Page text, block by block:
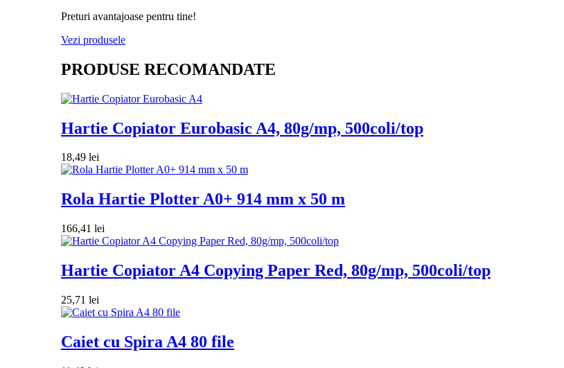
Preturi avantajoase pentru tine!
Vezi produsele
PRODUSE RECOMANDATE
Hartie Copiator Eurobasic A4, 80g/mp, 500coli/top
18,49 lei
Rola Hartie Plotter A0+ 914 mm x 50 m
166,41 lei
Hartie Copiator A4 Copying Paper Red, 80g/mp, 500coli/top
25,71 lei
Caiet cu Spira A4 80 file